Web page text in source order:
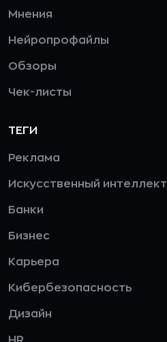
Мнения
Нейропрофайлы
Обзоры
Чек-листы
ТЕГИ
Реклама
Искусственный интеллект
Банки
Бизнес
Карьера
Кибербезопасность
Дизайн